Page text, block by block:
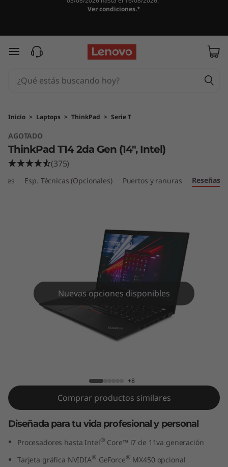
h
P
a
d
T
1
4
Ver condiciones.*
Ir al contenido principal
Inicio > Laptops > ThinkPad > Serie T
AGOTADO
ThinkPad T14 2da Gen (14", Intel)
(375)
Esp. Técnicas (Opcionales) Puertos y ranuras Reseñas
Nuevas opciones disponibles
+8
Comprar productos similares
Diseñada para tu vida profesional y personal
Procesadores hasta Intel® Core™ i7 de 11va generación
Tarjeta gráfica NVIDIA® GeForce® MX450 opcional